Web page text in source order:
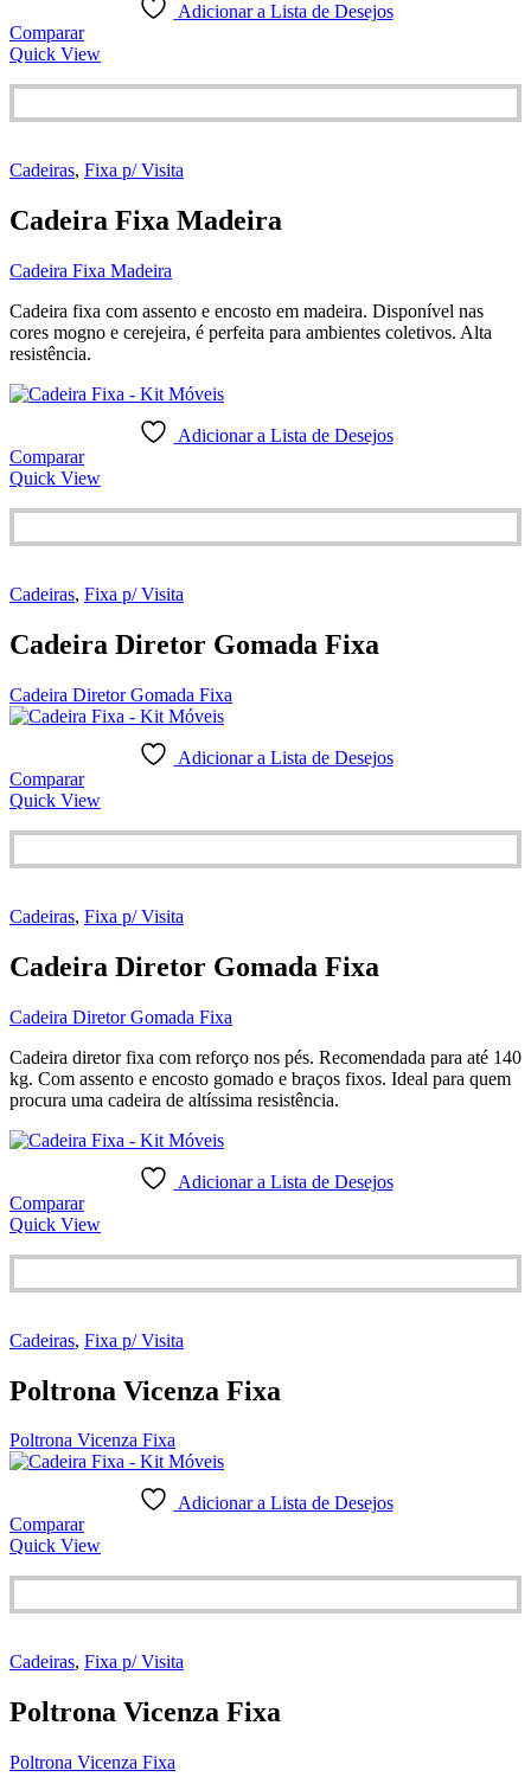
Adicionar a Lista de Desejos
Comparar
Quick View
Cadeiras, Fixa p/ Visita
Cadeira Fixa Madeira
Cadeira Fixa Madeira
Cadeira fixa com assento e encosto em madeira. Disponível nas
cores mogno e cerejeira, é perfeita para ambientes coletivos. Alta
resistência.
Adicionar a Lista de Desejos
Comparar
Quick View
Cadeiras, Fixa p/ Visita
Cadeira Diretor Gomada Fixa
Cadeira Diretor Gomada Fixa
Adicionar a Lista de Desejos
Comparar
Quick View
Cadeiras, Fixa p/ Visita
Cadeira Diretor Gomada Fixa
Cadeira Diretor Gomada Fixa
Cadeira diretor fixa com reforço nos pés. Recomendada para até 140
kg. Com assento e encosto gomado e braços fixos. Ideal para quem
procura uma cadeira de altíssima resistência.
Adicionar a Lista de Desejos
Comparar
Quick View
Cadeiras, Fixa p/ Visita
Poltrona Vicenza Fixa
Poltrona Vicenza Fixa
Adicionar a Lista de Desejos
Comparar
Quick View
Cadeiras, Fixa p/ Visita
Poltrona Vicenza Fixa
Poltrona Vicenza Fixa